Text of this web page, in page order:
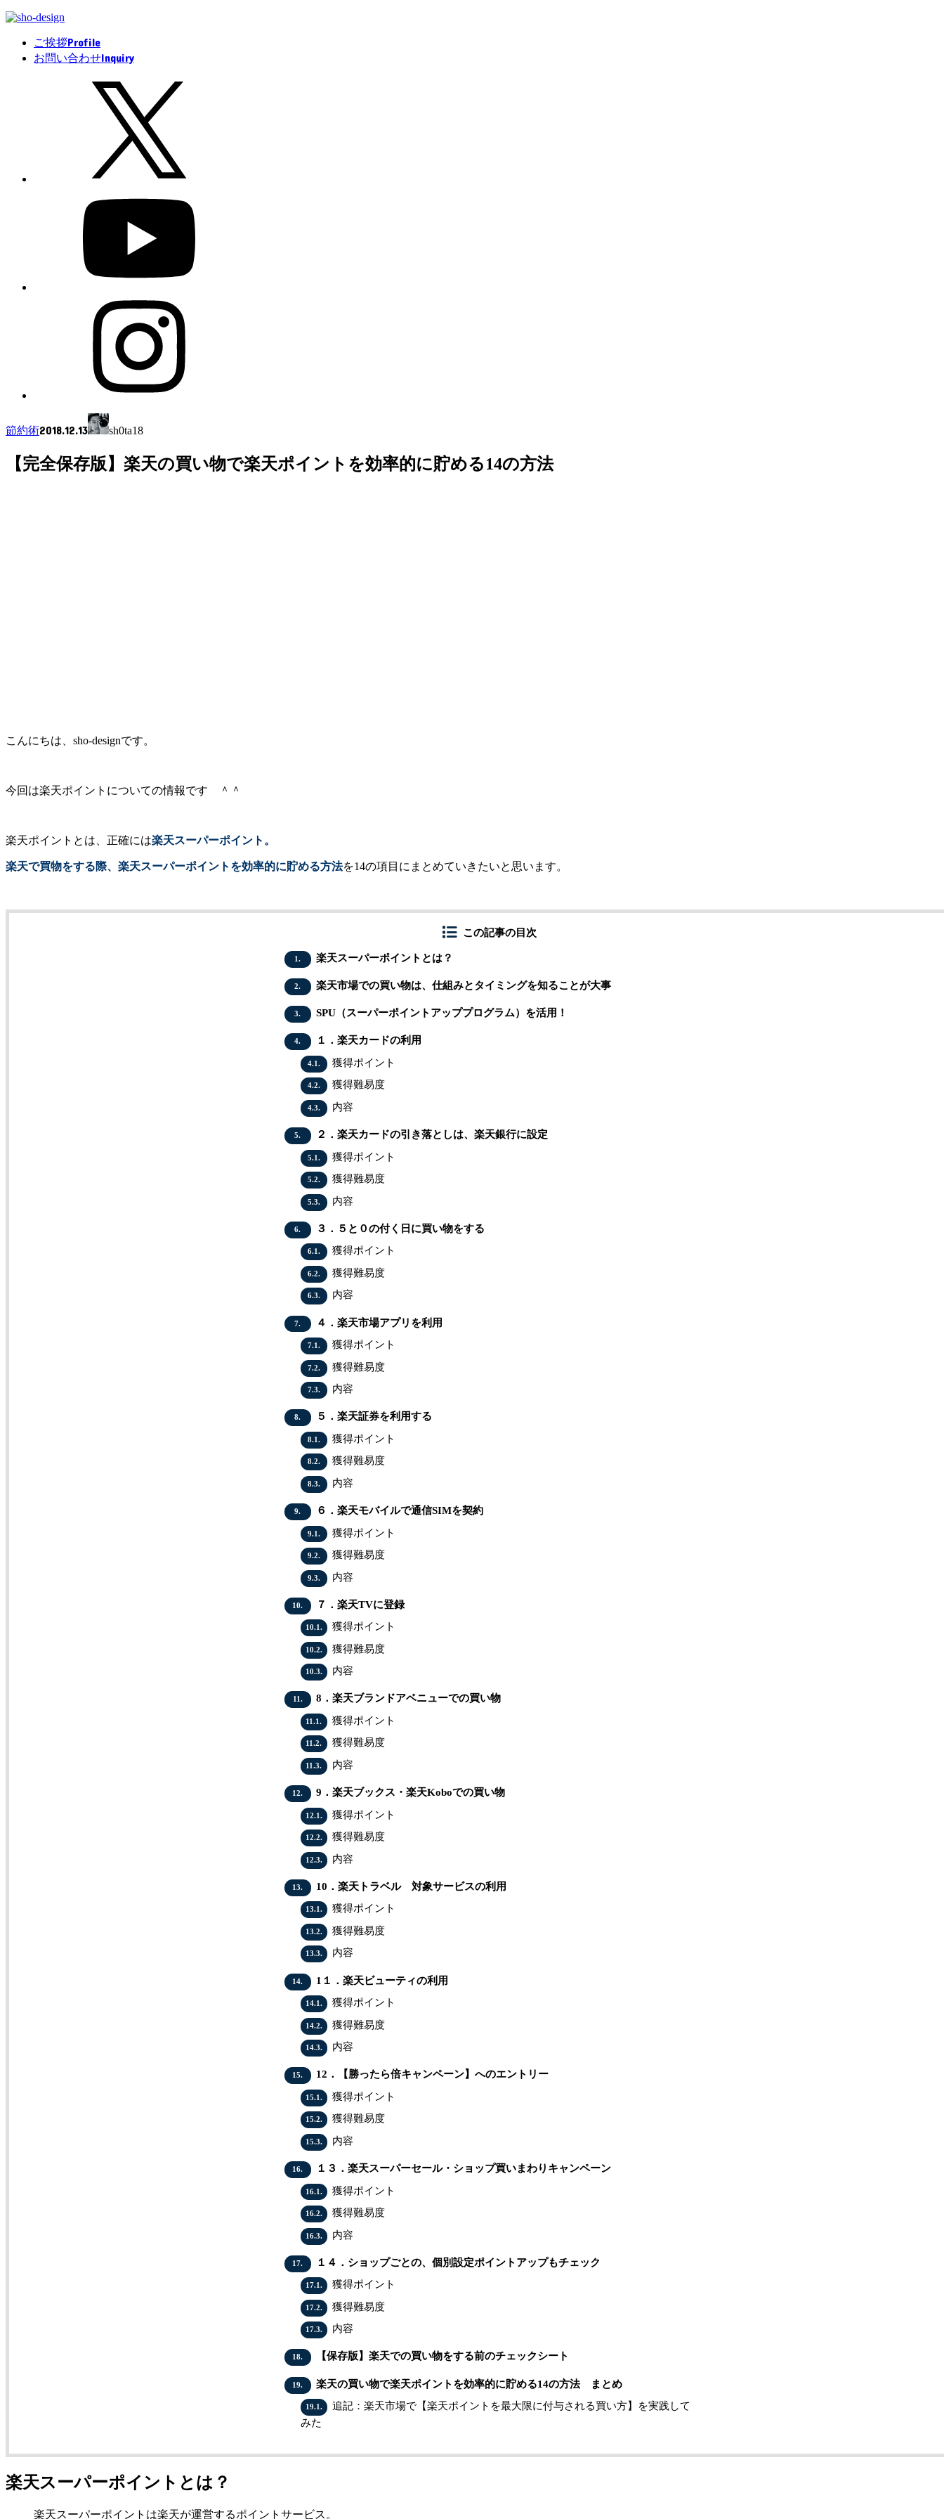
ご挨拶Profile
お問い合わせInquiry
節約術2018.12.13 sh0ta18
【完全保存版】楽天の買い物で楽天ポイントを効率的に貯める14の方法
こんにちは、sho-designです。
今回は楽天ポイントについての情報です ＾＾
楽天ポイントとは、正確には楽天スーパーポイント。
楽天で買物をする際、楽天スーパーポイントを効率的に貯める方法を14の項目にまとめていきたいと思います。
この記事の目次
1. 楽天スーパーポイントとは？
2. 楽天市場での買い物は、仕組みとタイミングを知ることが大事
3. SPU（スーパーポイントアッププログラム）を活用！
4. １．楽天カードの利用
4.1. 獲得ポイント
4.2. 獲得難易度
4.3. 内容
5. ２．楽天カードの引き落としは、楽天銀行に設定
5.1. 獲得ポイント
5.2. 獲得難易度
5.3. 内容
6. ３．５と０の付く日に買い物をする
6.1. 獲得ポイント
6.2. 獲得難易度
6.3. 内容
7. ４．楽天市場アプリを利用
7.1. 獲得ポイント
7.2. 獲得難易度
7.3. 内容
8. ５．楽天証券を利用する
8.1. 獲得ポイント
8.2. 獲得難易度
8.3. 内容
9. ６．楽天モバイルで通信SIMを契約
9.1. 獲得ポイント
9.2. 獲得難易度
9.3. 内容
10. ７．楽天TVに登録
10.1. 獲得ポイント
10.2. 獲得難易度
10.3. 内容
11. 8．楽天ブランドアベニューでの買い物
11.1. 獲得ポイント
11.2. 獲得難易度
11.3. 内容
12. 9．楽天ブックス・楽天Koboでの買い物
12.1. 獲得ポイント
12.2. 獲得難易度
12.3. 内容
13. 10．楽天トラベル 対象サービスの利用
13.1. 獲得ポイント
13.2. 獲得難易度
13.3. 内容
14. 1１．楽天ビューティの利用
14.1. 獲得ポイント
14.2. 獲得難易度
14.3. 内容
15. 12．【勝ったら倍キャンペーン】へのエントリー
15.1. 獲得ポイント
15.2. 獲得難易度
15.3. 内容
16. １３．楽天スーパーセール・ショップ買いまわりキャンペーン
16.1. 獲得ポイント
16.2. 獲得難易度
16.3. 内容
17. １４．ショップごとの、個別設定ポイントアップもチェック
17.1. 獲得ポイント
17.2. 獲得難易度
17.3. 内容
18. 【保存版】楽天での買い物をする前のチェックシート
19. 楽天の買い物で楽天ポイントを効率的に貯める14の方法 まとめ
19.1.
追記：楽天市場で【楽天ポイントを最大限に付与される買い方】を実践して
みた
楽天スーパーポイントとは？
楽天スーパーポイントは楽天が運営するポイントサービス。